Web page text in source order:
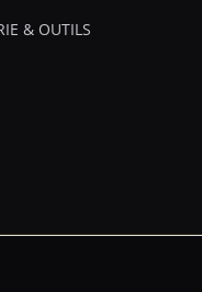
& OUTILS